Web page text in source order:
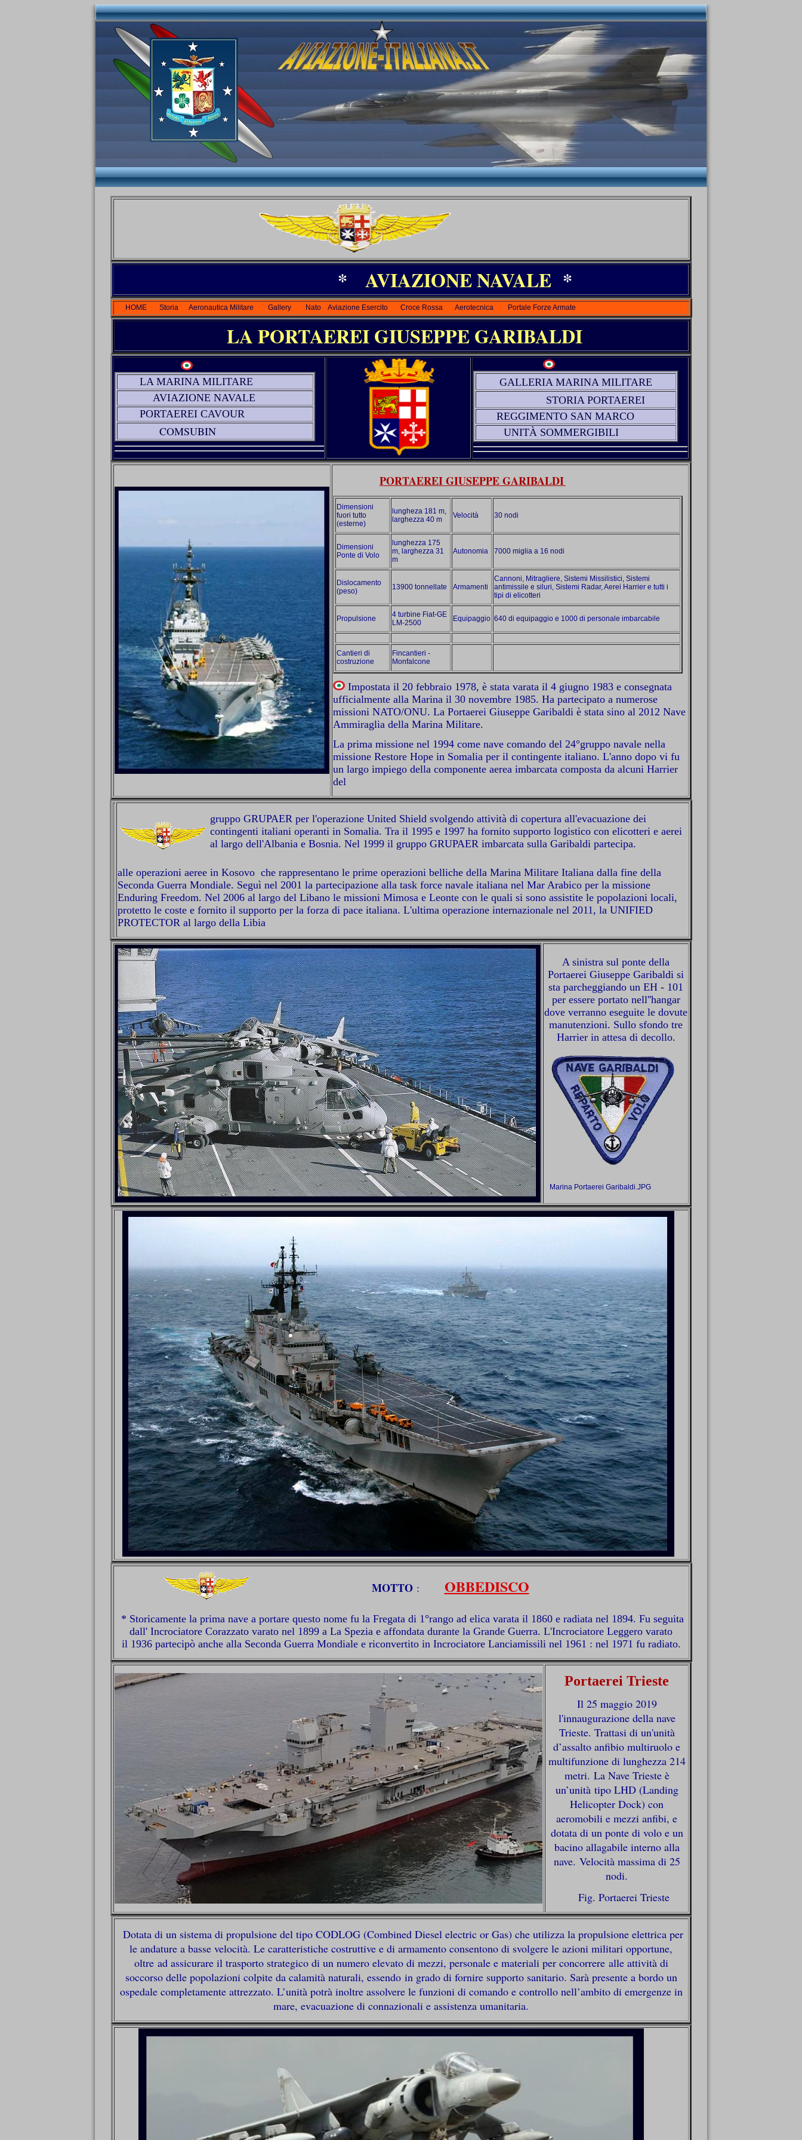
* AVIAZIONE NAVALE *
HOME Storia Aeronautica Militare Gallery Nato Aviazione Esercito Croce Rossa Aerotecnica Portale Forze Armate
LA PORTAEREI GIUSEPPE GARIBALDI
LA MARINA MILITARE
AVIAZIONE NAVALE
PORTAEREI CAVOUR
COMSUBIN
GALLERIA MARINA MILITARE
STORIA PORTAEREI
REGGIMENTO SAN MARCO
UNITÀ SOMMERGIBILI
PORTAEREI GIUSEPPE GARIBALDI
Dimensioni
fuori tutto
(esterne)
lungheza 181 m,
larghezza 40 m
Velocità 30 nodi
Dimensioni
Ponte di Volo
lunghezza 175
m, larghezza 31
m
Autonomia 7000 miglia a 16 nodi
Dislocamento
(peso)
13900 tonnellate Armamenti
Cannoni, Mitragliere, Sistemi Missilistici, Sistemi
antimissile e siluri, Sistemi Radar, Aerei Harrier e tutti i
tipi di elicotteri
Propulsione
4 turbine Fiat-GE
LM-2500
Equipaggio 640 di equipaggio e 1000 di personale imbarcabile
Cantieri di
costruzione
Fincantieri -
Monfalcone
Impostata il 20 febbraio 1978, è stata varata il 4 giugno 1983 e consegnata
ufficialmente alla Marina il 30 novembre 1985. Ha partecipato a numerose
missioni NATO/ONU. La Portaerei Giuseppe Garibaldi è stata sino al 2012 Nave
Ammiraglia della Marina Militare.
La prima missione nel 1994 come nave comando del 24°gruppo navale nella
missione Restore Hope in Somalia per il contingente italiano. L'anno dopo vi fu
un largo impiego della componente aerea imbarcata composta da alcuni Harrier
del
gruppo GRUPAER per l'operazione United Shield svolgendo attività di copertura all'evacuazione dei
contingenti italiani operanti in Somalia. Tra il 1995 e 1997 ha fornito supporto logistico con elicotteri e aerei
al largo dell'Albania e Bosnia. Nel 1999 il gruppo GRUPAER imbarcata sulla Garibaldi partecipa.
alle operazioni aeree in Kosovo che rappresentano le prime operazioni belliche della Marina Militare Italiana dalla fine della
Seconda Guerra Mondiale. Seguì nel 2001 la partecipazione alla task force navale italiana nel Mar Arabico per la missione
Enduring Freedom. Nel 2006 al largo del Libano le missioni Mimosa e Leonte con le quali si sono assistite le popolazioni locali,
protetto le coste e fornito il supporto per la forza di pace italiana. L'ultima operazione internazionale nel 2011, la UNIFIED
PROTECTOR al largo della Libia
A sinistra sul ponte della
Portaerei Giuseppe Garibaldi si
sta parcheggiando un EH - 101
per essere portato nell''hangar
dove verranno eseguite le dovute
manutenzioni. Sullo sfondo tre
Harrier in attesa di decollo.
Marina Portaerei Garibaldi.JPG
MOTTO : OBBEDISCO
* Storicamente la prima nave a portare questo nome fu la Fregata di 1°rango ad elica varata il 1860 e radiata nel 1894. Fu seguita
dall' Incrociatore Corazzato varato nel 1899 a La Spezia e affondata durante la Grande Guerra. L'Incrociatore Leggero varato
il 1936 partecipò anche alla Seconda Guerra Mondiale e riconvertito in Incrociatore Lanciamissili nel 1961 : nel 1971 fu radiato.
Portaerei Trieste
Il 25 maggio 2019
l'innaugurazione della nave
Trieste. Trattasi di un'unità
d’assalto anfibio multiruolo e
multifunzione di lunghezza 214
metri. La Nave Trieste è
un’unità tipo LHD (Landing
Helicopter Dock) con
aeromobili e mezzi anfibi, e
dotata di un ponte di volo e un
bacino allagabile interno alla
nave. Velocità massima di 25
nodi.
Fig. Portaerei Trieste
Dotata di un sistema di propulsione del tipo CODLOG (Combined Diesel electric or Gas) che utilizza la propulsione elettrica per
le andature a basse velocità. Le caratteristiche costruttive e di armamento consentono di svolgere le azioni militari opportune,
oltre ad assicurare il trasporto strategico di un numero elevato di mezzi, personale e materiali per concorrere alle attività di
soccorso delle popolazioni colpite da calamità naturali, essendo in grado di fornire supporto sanitario. Sarà presente a bordo un
ospedale completamente attrezzato. L’unità potrà inoltre assolvere le funzioni di comando e controllo nell’ambito di emergenze in
mare, evacuazione di connazionali e assistenza umanitaria.